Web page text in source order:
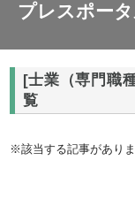
プレスポー
[士業（専門職
覧
※該当する記事があり